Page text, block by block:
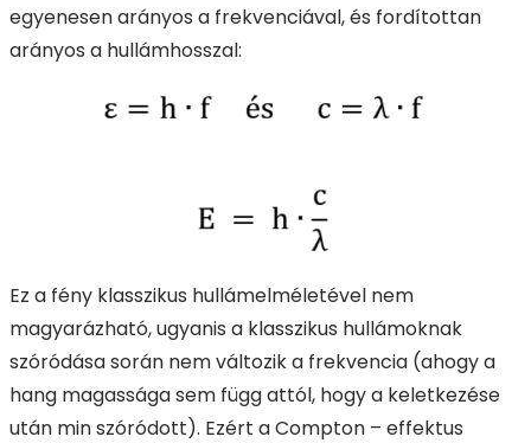
egyenesen arányos a frekvenciával, és fordítottan
arányos a hullámhosszal:
Ez a fény klasszikus hullámelméletével nem
magyarázható, ugyanis a klasszikus hullámoknak
szóródása során nem változik a frekvencia (ahogy a
hang magassága sem függ attól, hogy a keletkezése
után min szóródott). Ezért a Compton – effektus